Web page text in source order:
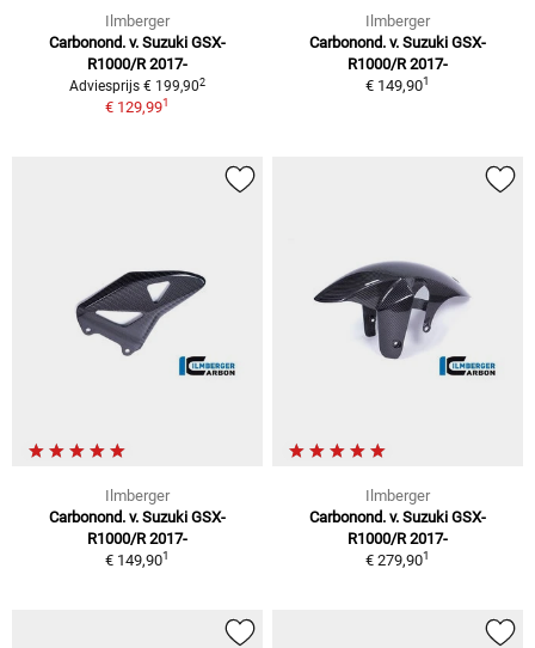
Ilmberger
Carbonond. v. Suzuki GSX-
R1000/R 2017-
Adviesprijs € 199,902
€ 129,991
Ilmberger
Carbonond. v. Suzuki GSX-
R1000/R 2017-
€ 149,901
Ilmberger
Carbonond. v. Suzuki GSX-
R1000/R 2017-
€ 149,901
Ilmberger
Carbonond. v. Suzuki GSX-
R1000/R 2017-
€ 279,901